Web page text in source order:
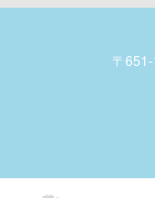
〒